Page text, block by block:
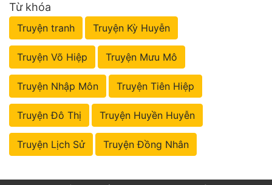
Từ khóa
Truyện tranh Truyện Kỳ Huyễn
Truyện Võ Hiệp Truyện Mưu Mô
Truyện Nhập Môn Truyện Tiên Hiệp
Truyện Đô Thị Truyện Huyền Huyễn
Truyện Lịch Sử Truyện Đồng Nhân